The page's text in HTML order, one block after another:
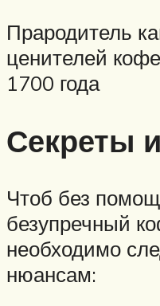
Прародитель
ценителей
1700 года
Секреты
Чтоб без
безупречный
необходимо
нюансам: